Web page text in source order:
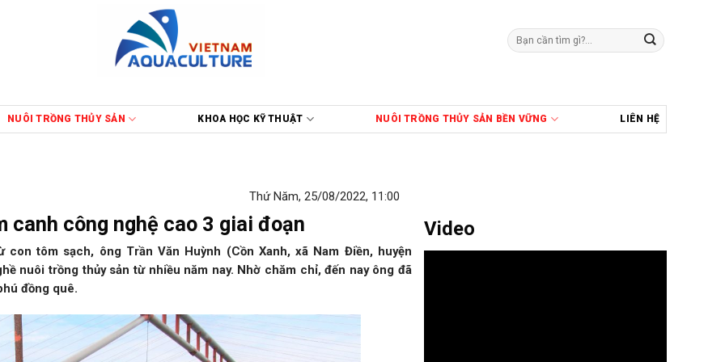
Tìm
kiếm:
NUÔI TRỒNG THỦY SẢN KHOA HỌC KỸ THUẬT NUÔI TRỒNG THỦY SẢN BỀN VỮNG LIÊN HỆ
Thứ Năm, 25/08/2022, 11:00
canh công nghệ cao 3 giai đoạn
tôm sạch, ông Trần Văn Huỳnh (Cồn Xanh, xã Nam Điền, huyện
nuôi trồng thủy sản từ nhiều năm nay. Nhờ chăm chỉ, đến nay ông đã
đồng quê.
Video